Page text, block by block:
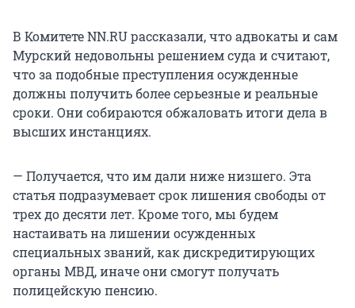
В Комитете NN.RU рассказали, что адвокаты и сам
Мурский недовольны решением суда и считают,
что за подобные преступления осужденные
должны получить более серьезные и реальные
сроки. Они собираются обжаловать итоги дела в
высших инстанциях.
— Получается, что им дали ниже низшего. Эта
статья подразумевает срок лишения свободы от
трех до десяти лет. Кроме того, мы будем
настаивать на лишении осужденных
специальных званий, как дискредитирующих
органы МВД, иначе они смогут получать
полицейскую пенсию.